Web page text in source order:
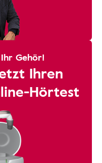
Gehör!
Ihren
Hörtest